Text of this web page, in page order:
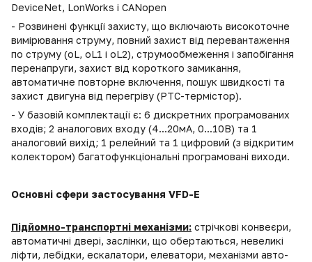
DeviceNet, LonWorks і CANopen
- Розвинені функції захисту, що включають високоточне
вимірювання струму, повний захист від перевантаження
по струму (oL, oL1 і oL2), струмообмеження і запобігання
перенапруги, захист від короткого замикання,
автоматичне повторне включення, пошук швидкості та
захист двигуна від перегріву (PTC-термістор).
- У базовій комплектації є: 6 дискретних програмованих
входів; 2 аналогових входу (4...20мА, 0...10В) та 1
аналоговий вихід; 1 релейний та 1 цифровий (з відкритим
колектором) багатофункціональні програмовані виходи.
Основні сфери застосування VFD-E
Підйомно-транспортні механізми: стрічкові конвеєри,
автоматичні двері, заслінки, що обертаються, невеликі
ліфти, лебідки, ескалатори, елеватори, механізми авто-